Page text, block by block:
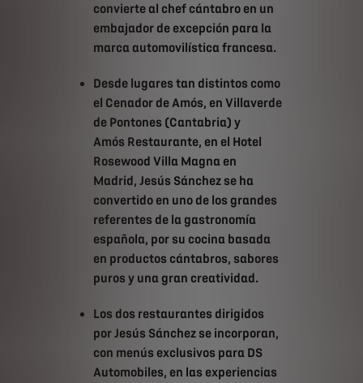
convierte al chef cántabro en un
embajador de excepción para la
marca automovilística francesa.
Desde lugares tan distintos como
el Cenador de Amós, en Villaverde
de Pontones (Cantabria) y
Amós Restaurante, en el Hotel
Rosewood Villa Magna en
Madrid, Jesús Sánchez se ha
convertido en uno de los grandes
referentes de la gastronomía
española, por su cocina basada
en productos cántabros, sabores
puros y una gran creatividad.
Los dos restaurantes dirigidos
por Jesús Sánchez se incorporan,
con menús exclusivos para DS
Automobiles, en las experiencias